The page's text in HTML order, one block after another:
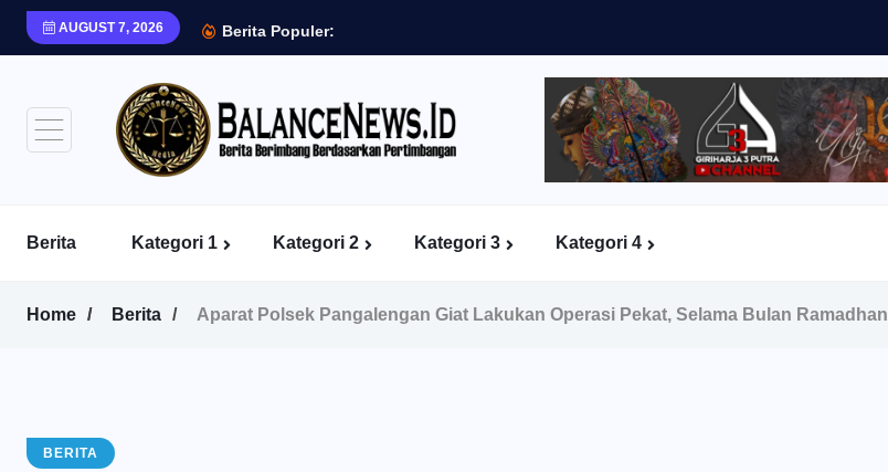
AUGUST 7, 2026 Berita Populer:
Berita Kategori 1 Kategori 2 Kategori 3 Kategori 4
Home Berita Aparat Polsek Pangalengan Giat Lakukan Operasi Pekat, Selama Bulan Ramadhan
BERITA